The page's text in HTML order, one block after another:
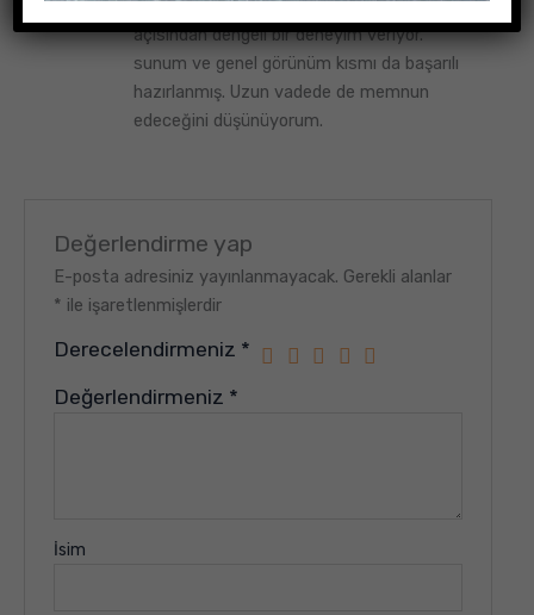
geldi. hem işlevsellik hem de genel his
açısından dengeli bir deneyim veriyor.
sunum ve genel görünüm kısmı da başarılı
hazırlanmış. Uzun vadede de memnun
edeceğini düşünüyorum.
Değerlendirme yap
E-posta adresiniz yayınlanmayacak. Gerekli alanlar
* ile işaretlenmişlerdir
Derecelendirmeniz *
Değerlendirmeniz *
İsim